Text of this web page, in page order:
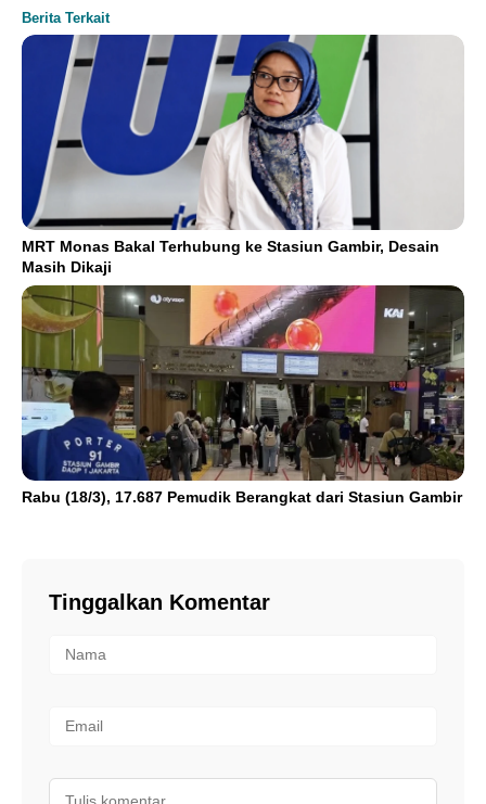
Berita Terkait
MRT Monas Bakal Terhubung ke Stasiun Gambir, Desain
Masih Dikaji
Rabu (18/3), 17.687 Pemudik Berangkat dari Stasiun Gambir
Tinggalkan Komentar